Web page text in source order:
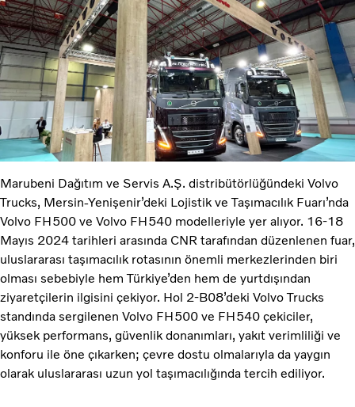
Marubeni Dağıtım ve Servis A.Ş. distribütörlüğündeki Volvo
Trucks, Mersin-Yenişenir’deki Lojistik ve Taşımacılık Fuarı’nda
Volvo FH500 ve Volvo FH540 modelleriyle yer alıyor. 16-18
Mayıs 2024 tarihleri arasında CNR tarafından düzenlenen fuar,
uluslararası taşımacılık rotasının önemli merkezlerinden biri
olması sebebiyle hem Türkiye’den hem de yurtdışından
ziyaretçilerin ilgisini çekiyor. Hol 2-B08’deki Volvo Trucks
standında sergilenen Volvo FH500 ve FH540 çekiciler,
yüksek performans, güvenlik donanımları, yakıt verimliliği ve
konforu ile öne çıkarken; çevre dostu olmalarıyla da yaygın
olarak uluslararası uzun yol taşımacılığında tercih ediliyor.